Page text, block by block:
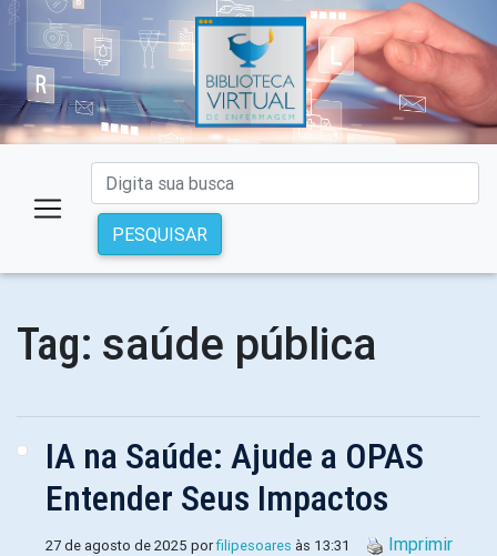
PESQUISAR
Tag: saúde pública
IA na Saúde: Ajude a OPAS
Entender Seus Impactos
27 de agosto de 2025 porfilipesoares às 13:31
Imprimir